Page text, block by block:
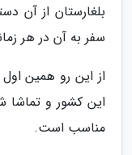
سفر به آن در هر
از این رو همین
این کشور و
مناسب است.